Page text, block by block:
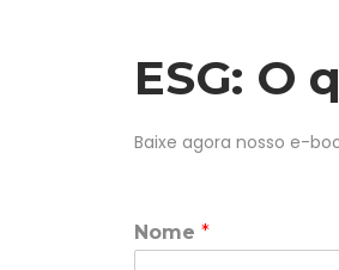
ESG: O
Baixe agora nosso e-
Nome *